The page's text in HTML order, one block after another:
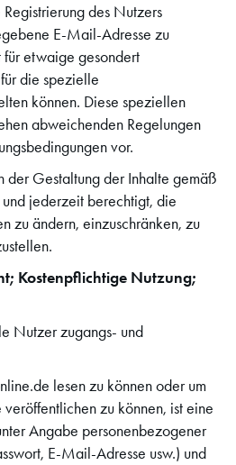
des Nutzers
E-Mail-Adresse zu
etwaige gesondert
die spezielle
können. Diese speziellen
abweichenden Regelungen
vor.
der Gestaltung der Inhalte gemäß
jederzeit berechtigt, die
zu ändern, einzuschränken, zu
Kostenpflichtige Nutzung;
Nutzer zugangs- und
lesen zu können oder um
zu können, ist eine
Angabe personenbezogener
E-Mail-Adresse usw.) und